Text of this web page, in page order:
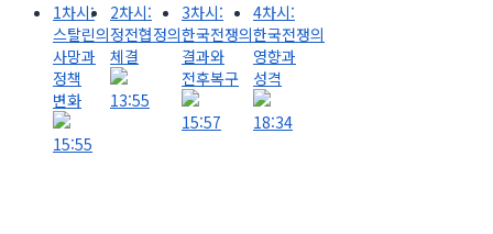
1차시:
스탈린의
사망과
정책
변화
15:55
2차시:
정전협정의
체결
13:55
3차시:
한국전쟁의
결과와
전후복구
15:57
4차시:
한국전쟁의
영향과
성격
18:34